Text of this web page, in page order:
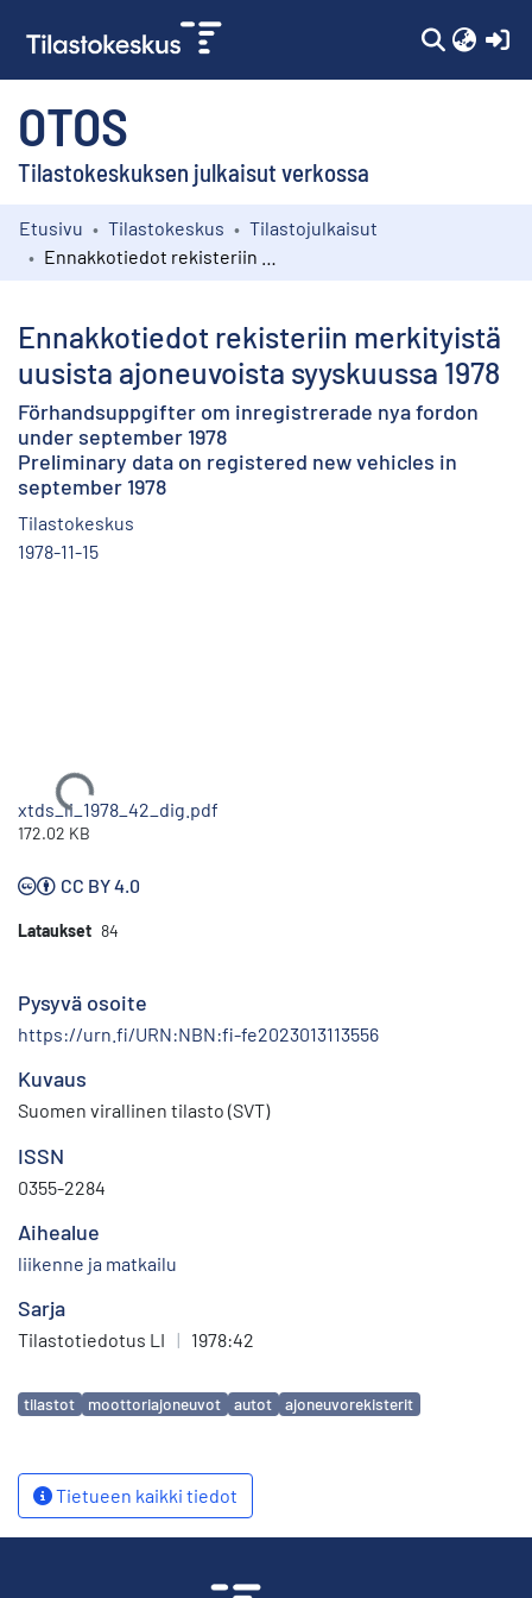
OTOS
Tilastokeskuksen julkaisut verkossa
Kokoelmat
Etusivu Tilastokeskus
Tilastojulkaisut
Ennakkotiedot rekisteriin merkityistä
uusista ajoneuvoista syyskuussa 1978
Förhandsuppgifter om inregistrerade nya fordon
under september 1978
Preliminary data on registered new vehicles in
september 1978
Tilastokeskus
1978-11-15
Ladataan...
xtds_li_1978_42_dig.pdf
172.02 KB
CC BY 4.0
Lataukset 84
Pysyvä osoite
https://urn.fi/URN:NBN:fi-fe2023013113556
Kuvaus
Suomen virallinen tilasto (SVT)
ISSN
0355-2284
Aihealue
liikenne ja matkailu
Sarja
Tilastotiedotus LI | 1978:42
Avainsanat
tilastot moottoriajoneuvot autot ajoneuvorekisterit
Tietueen kaikki tiedot